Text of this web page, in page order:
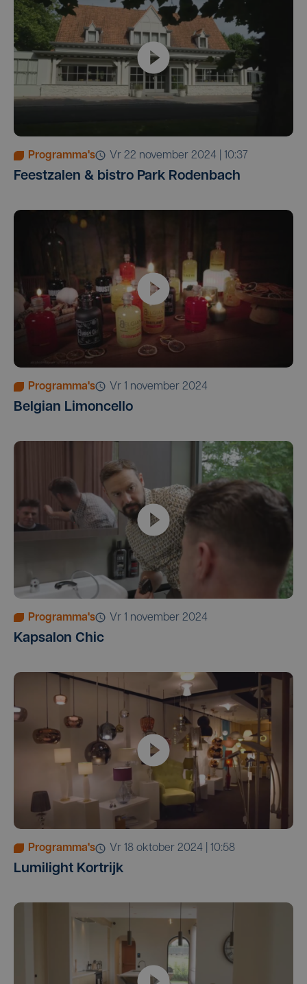
Programma's vr 22 november 2024 | 10:37
Feestzalen & bistro Park Rodenbach
Programma's vr 1 november 2024
Belgian Limoncello
Programma's vr 1 november 2024
Kapsalon Chic
Programma's vr 18 oktober 2024 | 10:58
Lumilight Kortrijk